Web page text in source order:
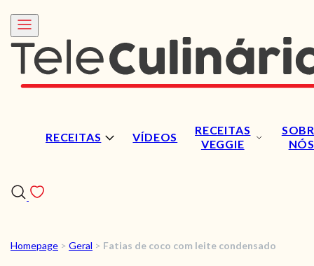
RECEITAS VÍDEOS
RECEITAS
VEGGIE
NÓS
RECEITAS
Homepage > Geral > Fatias de coco com leite condensado